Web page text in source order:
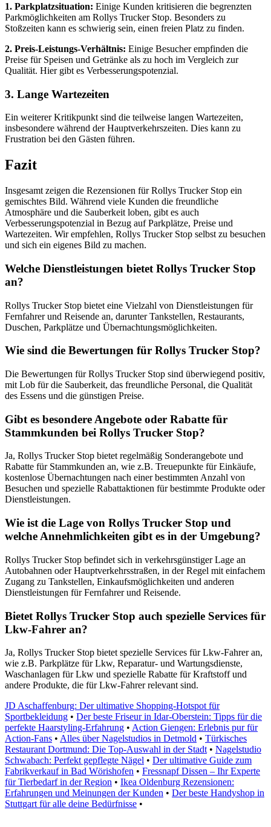
1. Parkplatzsituation: Einige Kunden kritisieren die begrenzten
Parkmöglichkeiten am Rollys Trucker Stop. Besonders zu
Stoßzeiten kann es schwierig sein, einen freien Platz zu finden.
2. Preis-Leistungs-Verhältnis: Einige Besucher empfinden die
Preise für Speisen und Getränke als zu hoch im Vergleich zur
Qualität. Hier gibt es Verbesserungspotenzial.
3. Lange Wartezeiten
Ein weiterer Kritikpunkt sind die teilweise langen Wartezeiten,
insbesondere während der Hauptverkehrszeiten. Dies kann zu
Frustration bei den Gästen führen.
Fazit
Insgesamt zeigen die Rezensionen für Rollys Trucker Stop ein
gemischtes Bild. Während viele Kunden die freundliche
Atmosphäre und die Sauberkeit loben, gibt es auch
Verbesserungspotenzial in Bezug auf Parkplätze, Preise und
Wartezeiten. Wir empfehlen, Rollys Trucker Stop selbst zu besuchen
und sich ein eigenes Bild zu machen.
Welche Dienstleistungen bietet Rollys Trucker Stop
an?
Rollys Trucker Stop bietet eine Vielzahl von Dienstleistungen für
Fernfahrer und Reisende an, darunter Tankstellen, Restaurants,
Duschen, Parkplätze und Übernachtungsmöglichkeiten.
Wie sind die Bewertungen für Rollys Trucker Stop?
Die Bewertungen für Rollys Trucker Stop sind überwiegend positiv,
mit Lob für die Sauberkeit, das freundliche Personal, die Qualität
des Essens und die günstigen Preise.
Gibt es besondere Angebote oder Rabatte für
Stammkunden bei Rollys Trucker Stop?
Ja, Rollys Trucker Stop bietet regelmäßig Sonderangebote und
Rabatte für Stammkunden an, wie z.B. Treuepunkte für Einkäufe,
kostenlose Übernachtungen nach einer bestimmten Anzahl von
Besuchen und spezielle Rabattaktionen für bestimmte Produkte oder
Dienstleistungen.
Wie ist die Lage von Rollys Trucker Stop und
welche Annehmlichkeiten gibt es in der Umgebung?
Rollys Trucker Stop befindet sich in verkehrsgünstiger Lage an
Autobahnen oder Hauptverkehrsstraßen, in der Regel mit einfachem
Zugang zu Tankstellen, Einkaufsmöglichkeiten und anderen
Dienstleistungen für Fernfahrer und Reisende.
Bietet Rollys Trucker Stop auch spezielle Services für
Lkw-Fahrer an?
Ja, Rollys Trucker Stop bietet spezielle Services für Lkw-Fahrer an,
wie z.B. Parkplätze für Lkw, Reparatur- und Wartungsdienste,
Waschanlagen für Lkw und spezielle Rabatte für Kraftstoff und
andere Produkte, die für Lkw-Fahrer relevant sind.
JD Aschaffenburg: Der ultimative Shopping-Hotspot für
Sportbekleidung • Der beste Friseur in Idar-Oberstein: Tipps für die
perfekte Haarstyling-Erfahrung • Action Giengen: Erlebnis pur für
Action-Fans • Alles über Nagelstudios in Detmold • Türkisches
Restaurant Dortmund: Die Top-Auswahl in der Stadt • Nagelstudio
Schwabach: Perfekt gepflegte Nägel • Der ultimative Guide zum
Fabrikverkauf in Bad Wörishofen • Fressnapf Dissen – Ihr Experte
für Tierbedarf in der Region • Ikea Oldenburg Rezensionen:
Erfahrungen und Meinungen der Kunden • Der beste Handyshop in
Stuttgart für alle deine Bedürfnisse •